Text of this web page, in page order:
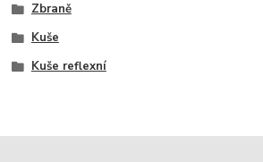
Zbraně
Kuše
Kuše reflexní